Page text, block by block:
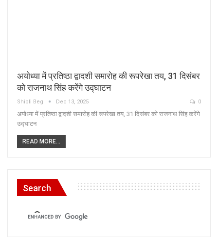
अयोध्या में प्रतिष्ठा द्वादशी समारोह की रूपरेखा तय, 31 दिसंबर
को राजनाथ सिंह करेंगे उद्घाटन
Shibli Beg Dec 13, 2025 0
अयोध्या में प्रतिष्ठा द्वादशी समारोह की रूपरेखा तय, 31 दिसंबर को राजनाथ सिंह करेंगे
उद्घाटन
READ MORE...
Search